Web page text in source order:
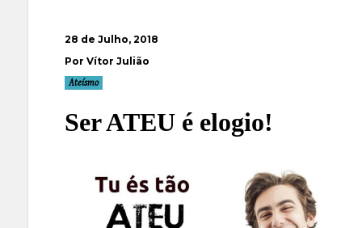
28 de Julho, 2018
Por Vítor Julião
Ateísmo
Ser ATEU é elogio!